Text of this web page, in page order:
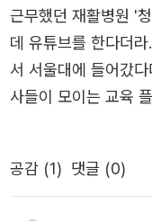
떤 건 아주 잘못되어
뀌기 시작하거든. 말
식을 건의해 보는 것,
도 세상을 바꾸는 방법이 될 수 있
근무했던 재활병원 '
데 유튜브를 한다더
서 서울대에 들어갔
사들이 모이는 교육
다. 연두의 재활이야
비 청년 승기씨로 이
공감 (1) 댓글 (0)